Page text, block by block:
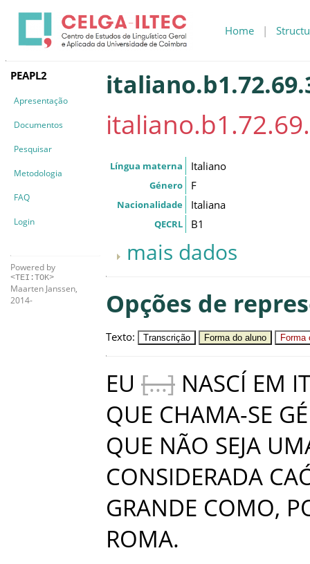
Home |
PEAPL2
Apresentação
Documentos
Pesquisar
Metodologia
FAQ
Login
Powered by
<TEI:TOK>
Maarten Janssen,
2014-
Língua materna Italiano
Género F
Nacionalidade Italiana
QECRL B1
mais dados
Opções de
Texto: Transcrição Forma do aluno Forma
EU NASCÍ EM
QUE CHAMA-SE
QUE NÃO SEJA
CONSIDERADA
GRANDE COMO,
ROMA.